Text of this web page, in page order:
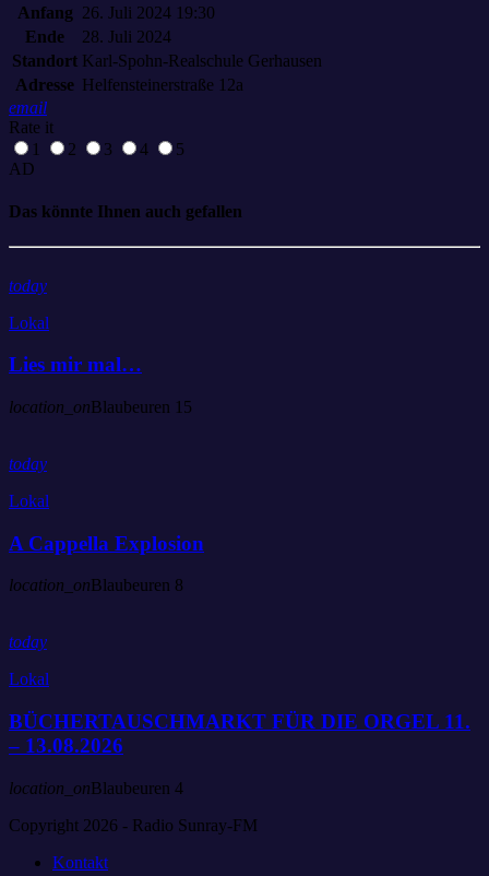
Anfang 26. Juli 2024 19:30
Ende
28. Juli 2024
Standort Karl-Spohn-Realschule Gerhausen
Adresse Helfensteinerstraße 12a
email
Rate it
1
2 3 4
5
AD
Das könnte Ihnen auch gefallen
today
Lokal
Lies mir mal…
location_onBlaubeuren 15
today
Lokal
A Cappella Explosion
location_on Blaubeuren 8
today
Lokal
BÜCHERTAUSCHMARKT FÜR DIE ORGEL 11.
– 13.08.2026
location_onBlaubeuren 4
Copyright 2026 - Radio Sunray-FM
Kontakt